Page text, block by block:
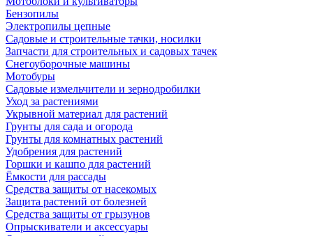
Бензопилы
Электропилы цепные
Садовые и строительные тачки, носилки
Запчасти для строительных и садовых тачек
Снегоуборочные машины
Мотобуры
Садовые измельчители и зернодробилки
Уход за растениями
Укрывной материал для растений
Грунты для сада и огорода
Грунты для комнатных растений
Удобрения для растений
Горшки и кашпо для растений
Ёмкости для рассады
Средства защиты от насекомых
Защита растений от болезней
Средства защиты от грызунов
Опрыскиватели и аксессуары